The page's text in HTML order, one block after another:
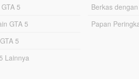
5
GTA 5
5
Lainnya
Berkas
Papan